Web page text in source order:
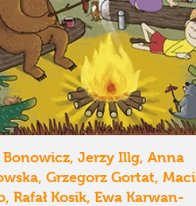
Jerzy Illg, Anna
Grzegorz Gortat,
Rafał Kosik, Ewa Karwan-